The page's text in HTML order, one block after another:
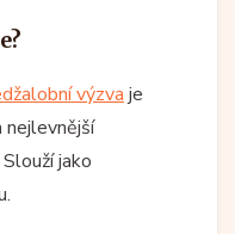
výzva je
nejlevnější
jako